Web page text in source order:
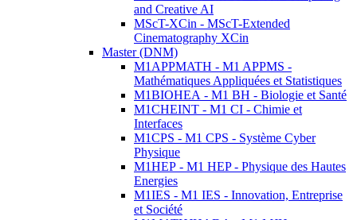
and Creative AI
MScT-XCin - MScT-Extended
Cinematography XCin
Master (DNM)
M1APPMATH - M1 APPMS -
Mathématiques Appliquées et Statistiques
M1BIOHEA - M1 BH - Biologie et Santé
M1CHEINT - M1 CI - Chimie et
Interfaces
M1CPS - M1 CPS - Système Cyber
Physique
M1HEP - M1 HEP - Physique des Hautes
Energies
M1IES - M1 IES - Innovation, Entreprise
et Société